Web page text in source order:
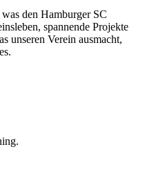
den Hamburger SC
spannende Projekte
unseren Verein ausmacht,